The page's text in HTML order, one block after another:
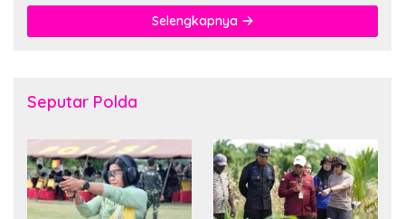
Selengkapnya
Seputar Polda